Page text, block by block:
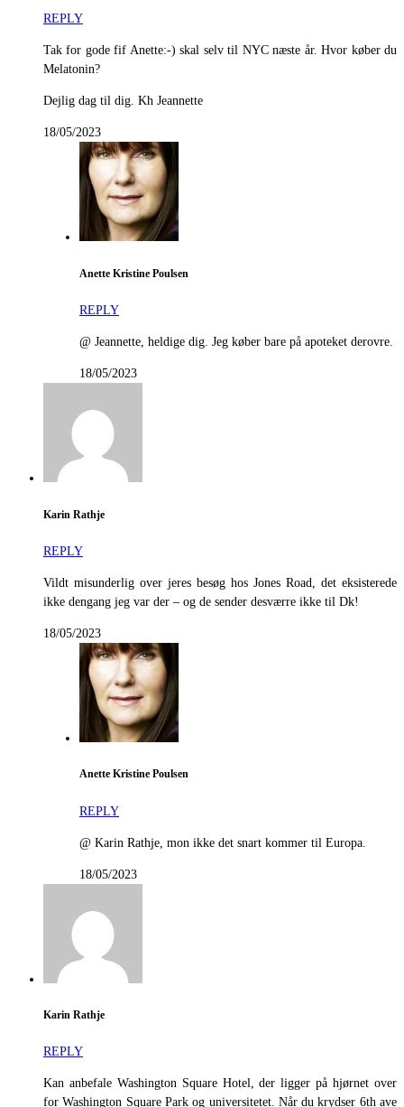
REPLY
Tak for gode fif Anette:-) skal selv til NYC næste år. Hvor køber du
Melatonin?
Dejlig dag til dig. Kh Jeannette
18/05/2023
Anette Kristine Poulsen
REPLY
@ Jeannette, heldige dig. Jeg køber bare på apoteket derovre.
18/05/2023
Karin Rathje
REPLY
Vildt misunderlig over jeres besøg hos Jones Road, det eksisterede
ikke dengang jeg var der – og de sender desværre ikke til Dk!
18/05/2023
Anette Kristine Poulsen
REPLY
@ Karin Rathje, mon ikke det snart kommer til Europa.
18/05/2023
Karin Rathje
REPLY
Kan anbefale Washington Square Hotel, der ligger på hjørnet over
for Washington Square Park og universitetet. Når du krydser 6th ave